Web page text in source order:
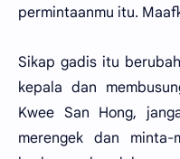
permintaanmu itu.
Sikap gadis itu
kepala dan
Kwee San Hong,
merengek dan